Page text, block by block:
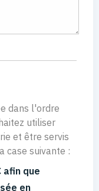
dans l'ordre
utiliser
et être servis
case suivante :
afin que
en